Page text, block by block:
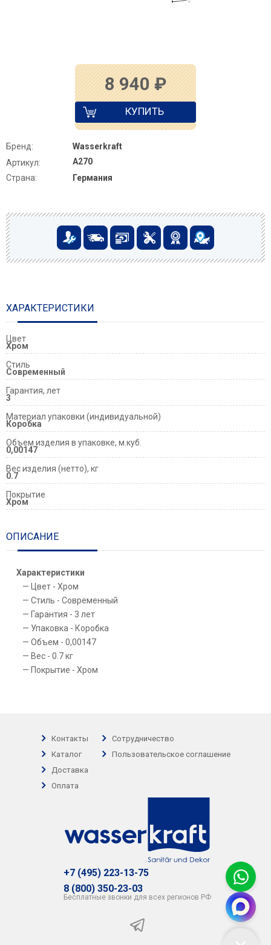
8 940 ₽
КУПИТЬ
Бренд:
Wasserkraft
Артикул:
A270
Страна:
Германия
ХАРАКТЕРИСТИКИ
Цвет
Хром
Стиль
Современный
Гарантия, лет
3
Материал упаковки (индивидуальной)
Коробка
Объем изделия в упаковке, м.куб.
0,00147
Вес изделия (нетто), кг
0.7
Покрытие
Хром
ОПИСАНИЕ
Характеристики
Цвет - Хром
Стиль - Современный
Гарантия - 3 лет
Упаковка - Коробка
Объем - 0,00147
Вес - 0.7 кг
Покрытие - Хром
Контакты
Каталог
Доставка
Оплата
Сотрудничество
Пользовательское соглашение
+7 (495) 223-13-75
8 (800) 350-23-03
Бесплатные звонки для всех регионов РФ